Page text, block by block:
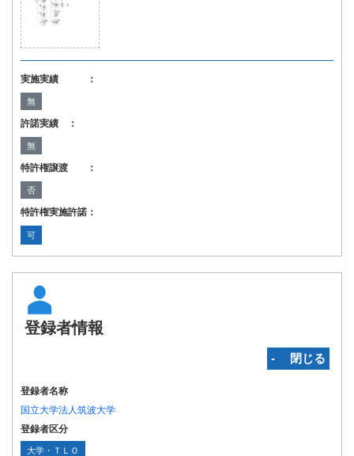
実施実績 ：
無
許諾実績 ：
無
特許権譲渡 ：
否
特許権実施許諾：
可
登録者情報
‐ 閉じる
登録者名称
国立大学法人筑波大学
登録者区分
大学・ＴＬＯ